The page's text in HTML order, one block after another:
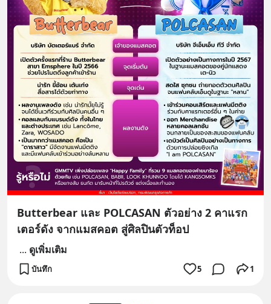
Butterbear และ POLCASAN ตัวอย่าง 2 คาแรก
เตอร์ดัง จากแมสคอต สู่ศิลปินตัวท็อป
... ดูเพิ่มเติม
บันทึก 5 1